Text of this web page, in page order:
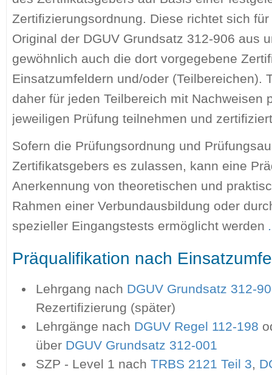
Zertifizierungsordnung. Diese richtet sich
Original der DGUV Grundsatz 312-906 aus
gewöhnlich auch die dort vorgegebene
Einsatzumfeldern und/oder (Teilbereichen).
daher für jeden Teilbereich mit Nachweisen
jeweiligen Prüfung teilnehmen und
Sofern die Prüfungsordnung und
Zertifikatsgebers es zulassen, kann eine
Anerkennung von theoretischen und
Rahmen einer Verbundausbildung oder
spezieller Eingangstests ermöglicht werden
Präqualifikation nach
Lehrgang nach DGUV Grundsatz 312-
Rezertifizierung (später)
Lehrgänge nach DGUV Regel 112-198
über DGUV Grundsatz 312-001
SZP - Level 1 nach TRBS 2121 Teil 3,